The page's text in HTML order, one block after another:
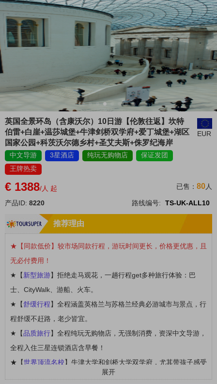
英国全景环岛（含康沃尔）10日游【伦敦往返】坎特
伯雷+白崖+温莎城堡+牛津剑桥双学府+爱丁城堡+湖区
国家公园+科茨沃尔德乡村+圣艾夫斯+侏罗纪海岸
EUR
中文导游 3星酒店 纯玩无购物店
保证发团
王牌热卖
€ 1388/人 起 已售： 80人
产品ID: 8220 路线编号: TS-UK-ALL10
推荐理由
★【同款低价】较市场同款行程，游玩时间更长，价格更优惠，且
无必付费用！
★【新型旅游】拒绝走马观花，一趟行程get多种旅行体验：巴
士、CityWalk、游船、火车。
★【舒缓行程】全程涵盖英格兰与苏格兰经典必游城市与景点，行
程舒缓不赶路，老少皆宜。
★【品质旅行】全程纯玩无购物店，无强制消费，资深中文导游，
全程入住三星连锁酒店含早餐！
★【世界顶流名校】 牛津大学和剑桥大学双学府，尤其带孩子感受
展开